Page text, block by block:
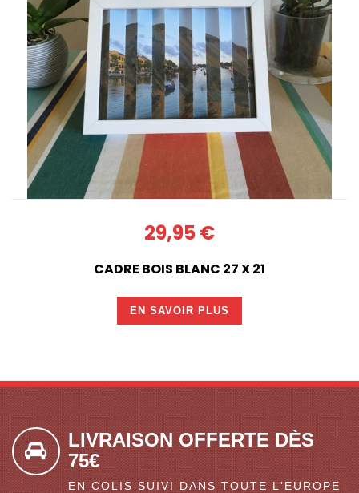
29,95 €
CADRE BOIS BLANC 27 X 21
EN SAVOIR PLUS
LIVRAISON OFFERTE DÈS
75€
EN COLIS SUIVI DANS TOUTE L'EUROPE